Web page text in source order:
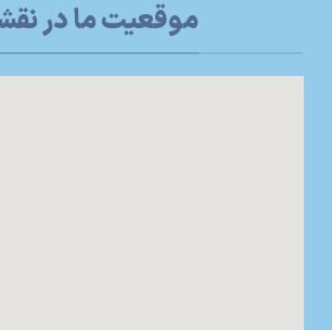
موقعیت ما در